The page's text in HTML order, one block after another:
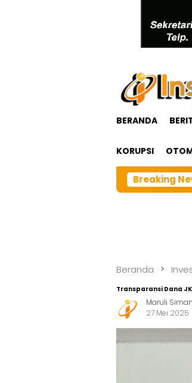
BERANDA
KORUPSI
Breaking
BRI cabangTarutung Gelar
Beranda
Transparansi Dana
Maruli
27 Mei 2025